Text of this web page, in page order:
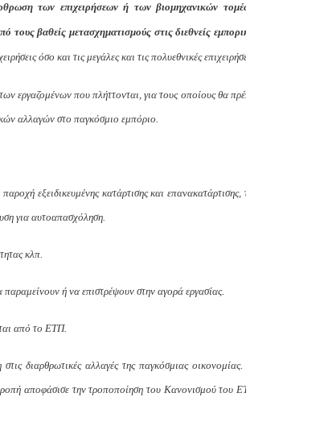
των επιχειρήσεων ή των βιομηχανικών τομέων.
βαθείς μετασχηματισμούς στις διεθνείς εμπορικές
όσο και τις μεγάλες και τις πολυεθνικές επιχειρήσεις.
εργαζομένων που πλήττονται, για τους οποίους θα πρέπει
αλλαγών στο παγκόσμιο εμπόριο.
εξειδικευμένης κατάρτισης και επανακατάρτισης, την
για αυτοαπασχόληση.
κλπ.
ή να επιστρέψουν στην αγορά εργασίας.
από το ΕΤΠ.
διαρθρωτικές αλλαγές της παγκόσμιας οικονομίας. Ως
αποφάσισε την τροποποίηση του Κανονισμού του ΕΤΠ,